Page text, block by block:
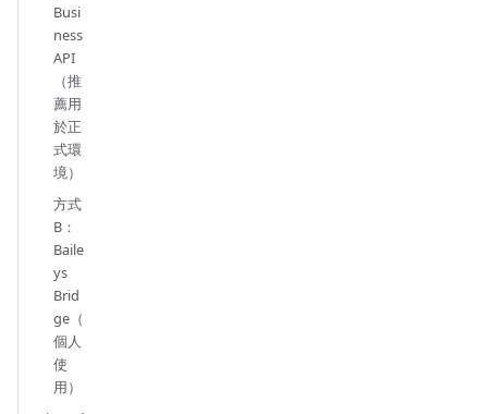
Busi
ness
API
（推
薦用
於正
式環
境）
方式
B：
Baile
ys
Brid
ge（
個人
使
用）